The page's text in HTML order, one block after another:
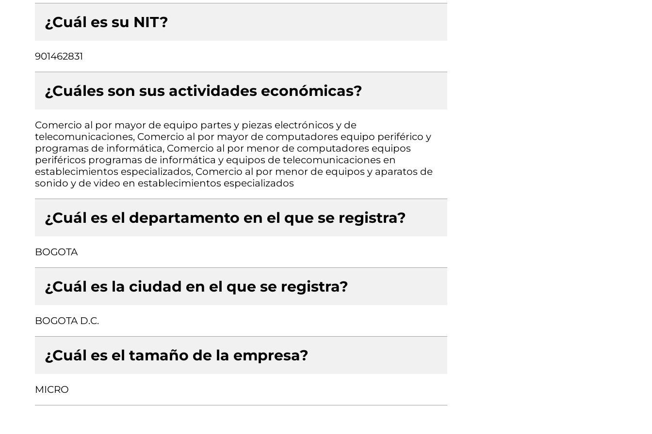
¿Cuál es su NIT?
901462831
¿Cuáles son sus actividades económicas?
Comercio al por mayor de equipo partes y piezas electrónicos y de
telecomunicaciones, Comercio al por mayor de computadores equipo periférico y
programas de informática, Comercio al por menor de computadores equipos
periféricos programas de informática y equipos de telecomunicaciones en
establecimientos especializados, Comercio al por menor de equipos y aparatos de
sonido y de video en establecimientos especializados
¿Cuál es el departamento en el que se registra?
BOGOTA
¿Cuál es la ciudad en el que se registra?
BOGOTA D.C.
¿Cuál es el tamaño de la empresa?
MICRO